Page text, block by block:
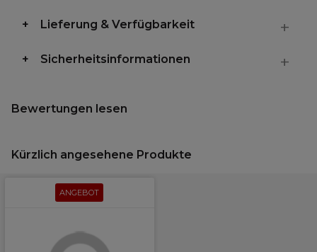
Lieferung & Verfügbarkeit
Sicherheitsinformationen
Bewertungen lesen
Kürzlich angesehene Produkte
ANGEBOT